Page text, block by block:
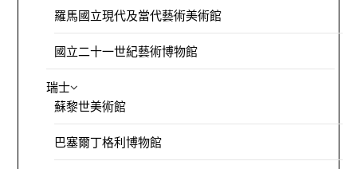
羅馬國立現代及當代藝術美術館
國立二十一世紀藝術博物館
瑞士
蘇黎世美術館
巴塞爾丁格利博物館